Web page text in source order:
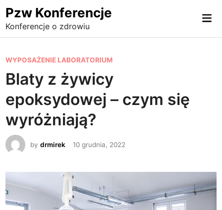
Skip
to
content
Pzw Konferencje
Konferencje o zdrowiu
P
o
s
t
e
d
i
WYPOSAŻENIE LABORATORIUM
Blaty z żywicy
epoksydowej – czym się
wyróżniają?
bydrmirek 10 grudnia, 2022